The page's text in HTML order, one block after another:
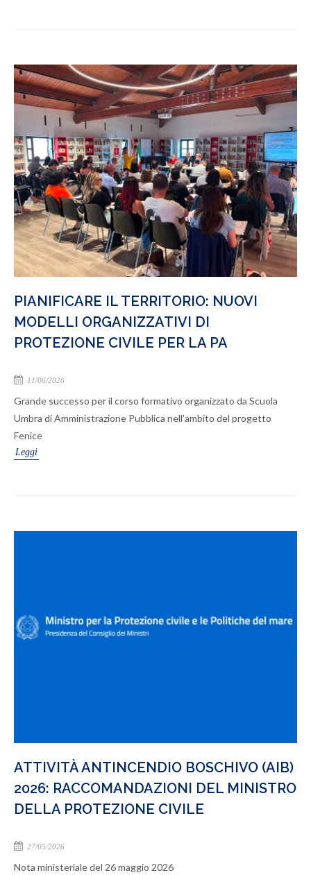
PIANIFICARE IL TERRITORIO: NUOVI
MODELLI ORGANIZZATIVI DI
PROTEZIONE CIVILE PER LA PA
11/06/2026
Grande successo per il corso formativo organizzato da Scuola
Umbra di Amministrazione Pubblica nell'ambito del progetto
Fenice
Leggi
ATTIVITÀ ANTINCENDIO BOSCHIVO (AIB)
2026: RACCOMANDAZIONI DEL MINISTRO
DELLA PROTEZIONE CIVILE
27/05/2026
Nota ministeriale del 26 maggio 2026